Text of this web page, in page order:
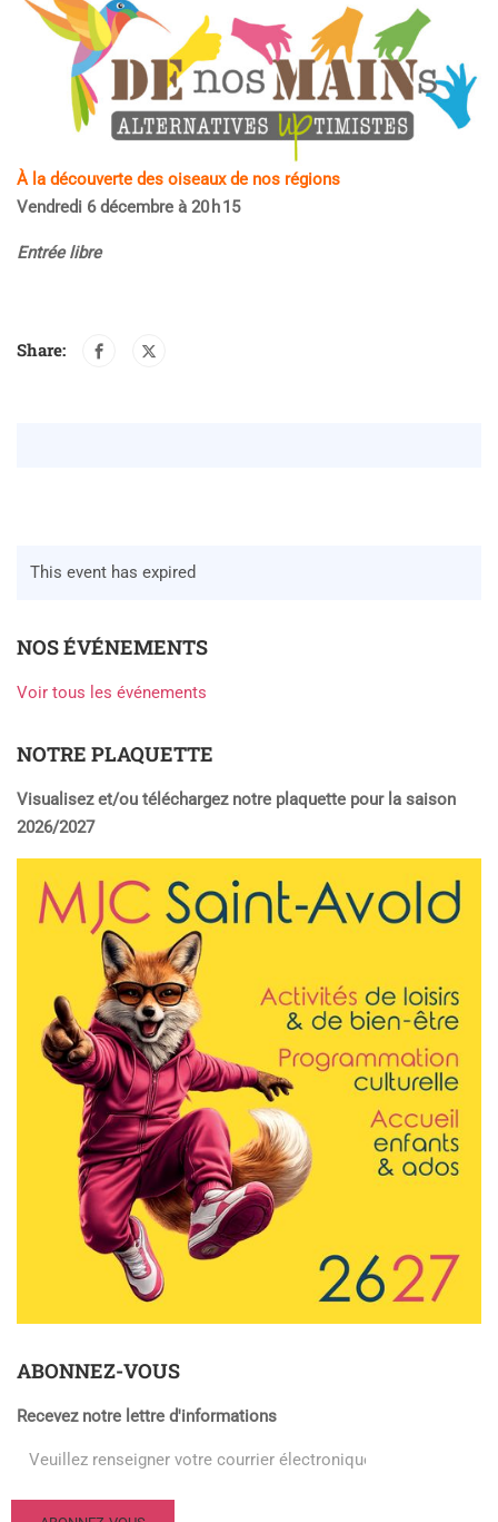
À la découverte des oiseaux de nos régions
Vendredi 6 décembre à 20 h 15
Entrée libre
Share:
This event has expired
NOS ÉVÉNEMENTS
Voir tous les événements
NOTRE PLAQUETTE
Visualisez et/ou téléchargez notre plaquette pour la saison
2026/2027
ABONNEZ-VOUS
Recevez notre lettre d'informations